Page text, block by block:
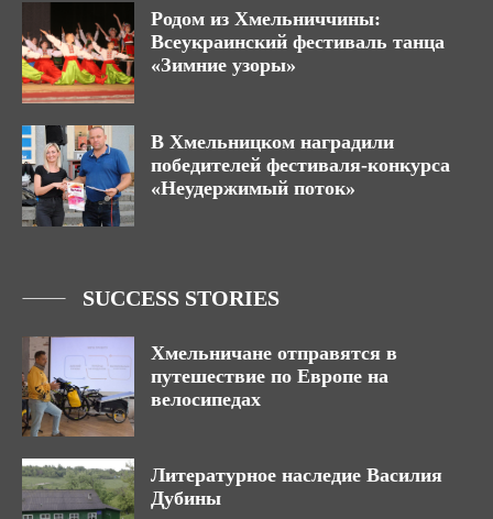
Родом из Хмельниччины:
Всеукраинский фестиваль танца
«Зимние узоры»
В Хмельницком наградили
победителей фестиваля-конкурса
«Неудержимый поток»
SUCCESS STORIES
Хмельничане отправятся в
путешествие по Европе на
велосипедах
Литературное наследие Василия
Дубины